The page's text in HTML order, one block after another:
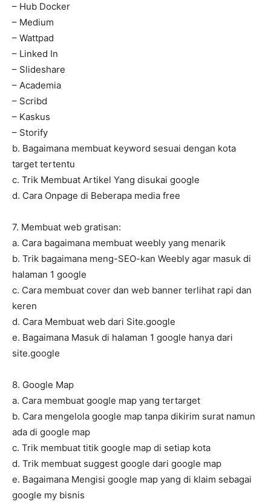
– Hub Docker
– Medium
– Wattpad
– Linked In
– Slideshare
– Academia
– Scribd
– Kaskus
– Storify
b. Bagaimana membuat keyword sesuai dengan kota
target tertentu
c. Trik Membuat Artikel Yang disukai google
d. Cara Onpage di Beberapa media free
7. Membuat web gratisan:
a. Cara bagaimana membuat weebly yang menarik
b. Trik bagaimana meng-SEO-kan Weebly agar masuk di
halaman 1 google
c. Cara membuat cover dan web banner terlihat rapi dan
keren
d. Cara Membuat web dari Site.google
e. Bagaimana Masuk di halaman 1 google hanya dari
site.google
8. Google Map
a. Cara membuat google map yang tertarget
b. Cara mengelola google map tanpa dikirim surat namun
ada di google map
c. Trik membuat titik google map di setiap kota
d. Trik membuat suggest google dari google map
e. Bagaimana Mengisi google map yang di klaim sebagai
google my bisnis